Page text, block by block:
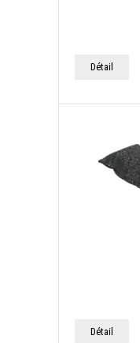
Détail
Détail